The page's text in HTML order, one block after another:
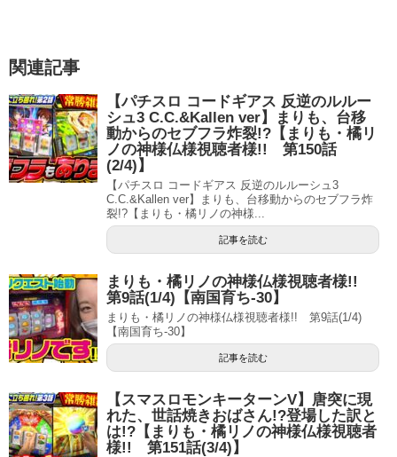
関連記事
【パチスロ コードギアス 反逆のルルー
シュ3 C.C.&Kallen ver】まりも、台移
動からのセブフラ炸裂!?【まりも・橘リ
ノの神様仏様視聴者様!! 第150話
(2/4)】
【パチスロ コードギアス 反逆のルルーシュ3
C.C.&Kallen ver】まりも、台移動からのセブフラ炸
裂!?【まりも・橘リノの神様...
記事を読む
まりも・橘リノの神様仏様視聴者様!!
第9話(1/4)【南国育ち-30】
まりも・橘リノの神様仏様視聴者様!! 第9話(1/4)
【南国育ち-30】
記事を読む
【スマスロモンキーターンV】唐突に現
れた、世話焼きおばさん!?登場した訳と
は!?【まりも・橘リノの神様仏様視聴者
様!! 第151話(3/4)】